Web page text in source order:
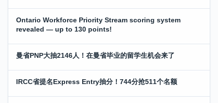
Ontario Workforce Priority Stream scoring system
revealed — up to 130 points!
曼省PNP大抽2146人！在曼省毕业的留学生机会来了
IRCC省提名Express Entry抽分！744分抢511个名额